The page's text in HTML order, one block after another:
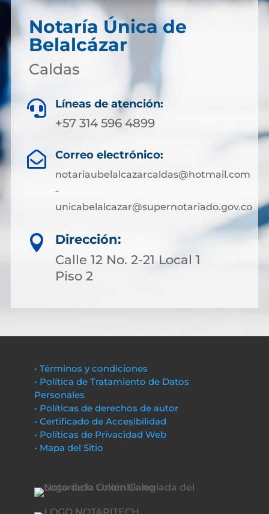
Notaría Única de
Belalcázar
Caldas
 Líneas de atención:
+57 314 596 4899
 Correo electrónico:
notariaubelalcazarcaldas@hotmail.com
-
unicabelalcazar@supernotariado.gov.co

Dirección:
Calle 12 No. 2-21 Local 1
Piso 2
• Términos y condiciones
• Política de Tratamiento de Datos
Personales
• Políticas de derechos de autor
• Certificado de Accesibilidad
• Políticas de Privacidad Web
• Mapa del Sitio